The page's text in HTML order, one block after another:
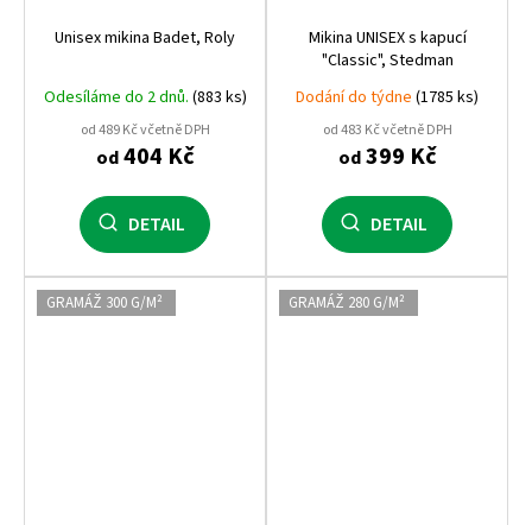
Unisex mikina Badet, Roly
Odesíláme do 2 dnů. (883 ks)
od 489 Kč včetně DPH
od404 Kč
DETAIL
Mikina UNISEX s kapucí
"Classic", Stedman
Dodání do týdne (1785 ks)
od 483 Kč včetně DPH
od399 Kč
DETAIL
GRAMÁŽ 300 G/M² GRAMÁŽ 280 G/M²